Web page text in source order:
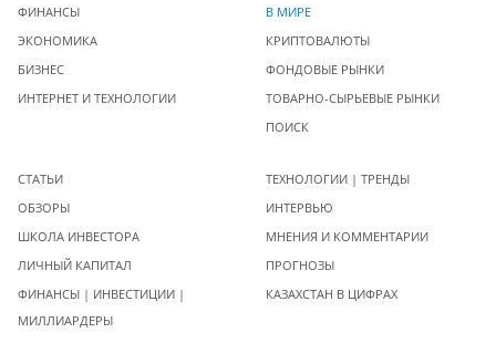
ФИНАНСЫ
ЭКОНОМИКА
БИЗНЕС
ИНТЕРНЕТ И ТЕХНОЛОГИИ
В МИРЕ
КРИПТОВАЛЮТЫ
ФОНДОВЫЕ РЫНКИ
ТОВАРНО-СЫРЬЕВЫЕ РЫНКИ
ПОИСК
СТАТЬИ
ОБЗОРЫ
ШКОЛА ИНВЕСТОРА
ЛИЧНЫЙ КАПИТАЛ
ФИНАНСЫ | ИНВЕСТИЦИИ |
МИЛЛИАРДЕРЫ
ТЕХНОЛОГИИ | ТРЕНДЫ
ИНТЕРВЬЮ
МНЕНИЯ И КОММЕНТАРИИ
ПРОГНОЗЫ
КАЗАХСТАН В ЦИФРАХ